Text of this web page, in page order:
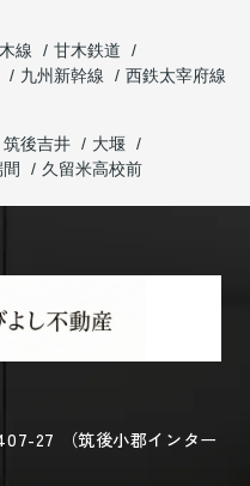
線
甘木鉄道
九州新幹線
西鉄太宰府線
筑後吉井
大堰
久留米高校前
27 （筑後小郡インター